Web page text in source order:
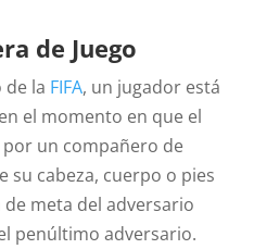
de Juego
de la FIFA, un jugador está
el momento en que el
un compañero de
su cabeza, cuerpo o pies
de meta del adversario
penúltimo adversario.